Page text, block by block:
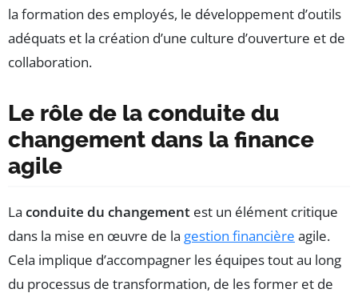
la formation des employés, le développement d’outils
adéquats et la création d’une culture d’ouverture et de
collaboration.
Le rôle de la conduite du
changement dans la finance
agile
La conduite du changement est un élément critique
dans la mise en œuvre de la gestion financière agile.
Cela implique d’accompagner les équipes tout au long
du processus de transformation, de les former et de